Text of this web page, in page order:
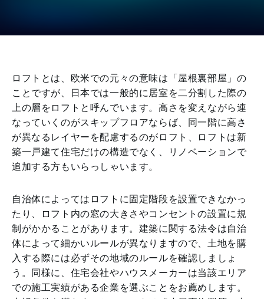
ロフトとは、欧米での元々の意味は「屋根裏部屋」の
ことですが、日本では一般的に居室を二分割した際の
上の層をロフトと呼んでいます。高さを変えながら連
なっていくのがスキップフロアならば、同一階に高さ
が異なるレイヤーを配慮するのがロフト、ロフトは新
築一戸建て住宅だけの構造でなく、リノベーションで
追加する方もいらっしゃいます。
自治体によってはロフトに固定階段を設置できなかっ
たり、ロフト内の窓の大きさやコンセントの設置に規
制がかかることがあります。建築に関する法令は自治
体によって細かいルールが異なりますので、土地を購
入する際には必ずその地域のルールを確認しましょ
う。同様に、住宅会社やハウスメーカーは当該エリア
での施工実績がある企業を選ぶことをお薦めします。